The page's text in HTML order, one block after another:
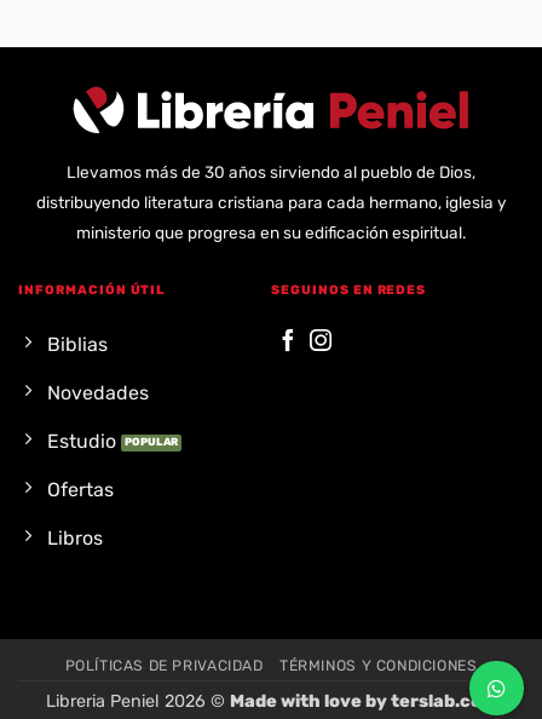
Llevamos más de 30 años sirviendo al pueblo de Dios,
distribuyendo literatura cristiana para cada hermano, iglesia y
ministerio que progresa en su edificación espiritual.
INFORMACIÓN ÚTIL
Biblias
Novedades
Estudio
Ofertas
Libros
SEGUINOS EN REDES
POLÍTICAS DE PRIVACIDAD TÉRMINOS Y CONDICIONES
Libreria Peniel 2026 © Made with love byterslab.com